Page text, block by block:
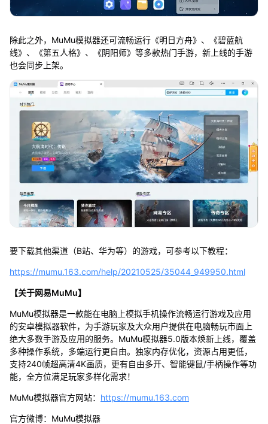
除此之外，MuMu模拟器还可流畅运行《明日方舟》、《碧蓝航
线》、《第五人格》、《阴阳师》等多款热门手游，新上线的手游
也会同步上架。
要下载其他渠道（B站、华为等）的游戏，可参考以下教程：
https://mumu.163.com/help/20210525/35044_949950.html
【关于网易MuMu】
MuMu模拟器是一款能在电脑上模拟手机操作流畅运行游戏及应用
的安卓模拟器软件，为手游玩家及大众用户提供在电脑畅玩市面上
绝大多数手游及应用的服务。MuMu模拟器5.0版本焕新上线，覆盖
多种操作系统，多端运行更自由。独家内存优化，资源占用更低，
支持240帧超高清4K画质，更有自由多开、智能键鼠/手柄操作等功
能，全方位满足玩家多样化需求！
MuMu模拟器官方网站： https://mumu.163.com
官方微博：MuMu模拟器